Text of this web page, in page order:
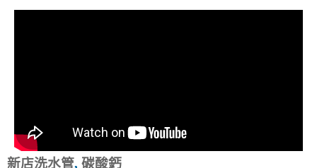
新店洗水管, 碳酸鈣